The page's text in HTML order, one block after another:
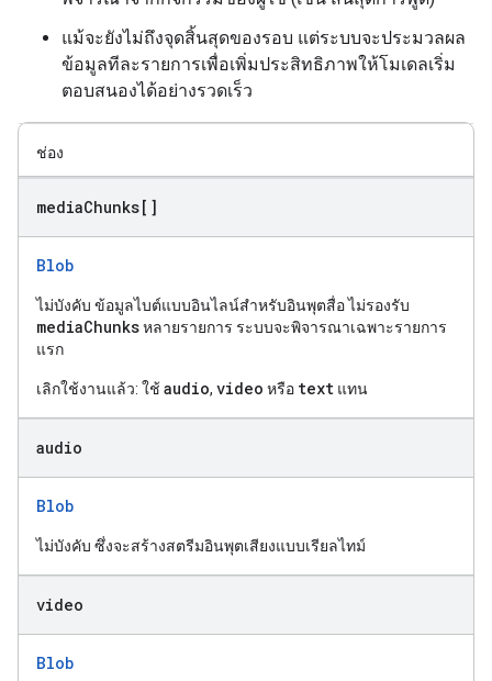
แม้จะยังไม่ถึงจุดสิ้นสุดของรอบ แต่ระบบจะประมวลผล
ข้อมูลทีละรายการเพื่อเพิ่มประสิทธิภาพให้โมเดลเริ่ม
ตอบสนองได้อย่างรวดเร็ว
ช่อง
mediaChunks[]
Blob
ไม่บังคับ ข้อมูลไบต์แบบอินไลน์สำหรับอินพุตสื่อ ไม่รองรับ
mediaChunksหลายรายการ ระบบจะพิจารณาเฉพาะรายการ
แรก
เลิกใช้งานแล้ว: ใช้ audio, video หรือ text แทน
audio
Blob
ไม่บังคับ ซึ่งจะสร้างสตรีมอินพุตเสียงแบบเรียลไทม์
video
Blob